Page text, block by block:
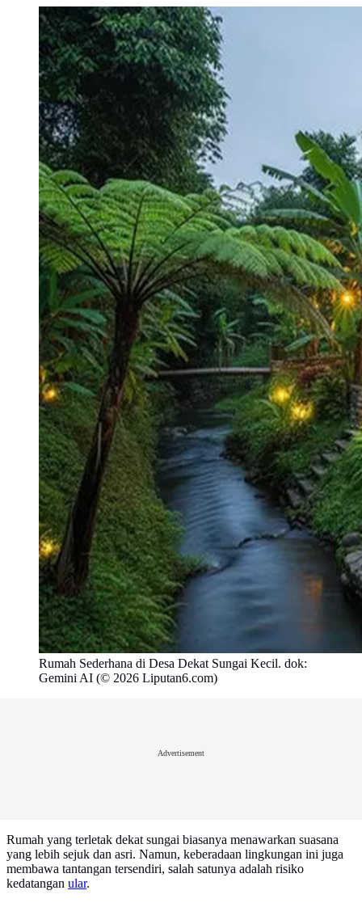
Rumah Sederhana di Desa Dekat Sungai Kecil. dok:
Gemini AI (© 2026 Liputan6.com)
Advertisement
Rumah yang terletak dekat sungai biasanya menawarkan suasana
yang lebih sejuk dan asri. Namun, keberadaan lingkungan ini juga
membawa tantangan tersendiri, salah satunya adalah risiko
kedatangan ular.